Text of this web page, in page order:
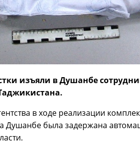
изъяли в Душанбе
в ходе реализации
Душанбе была задержана